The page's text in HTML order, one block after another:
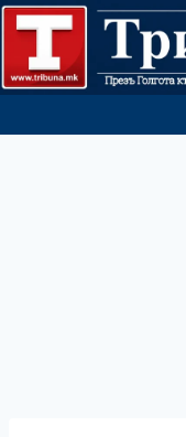
Skip
content